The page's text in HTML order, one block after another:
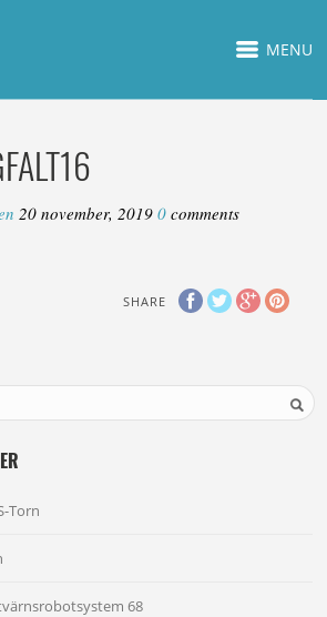
MENU
20 november, 2019 0comments
SHARE
Torn
68